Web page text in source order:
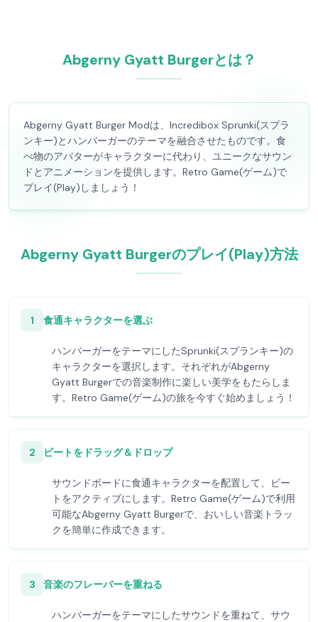
Abgerny Gyatt Burgerとは？
Abgerny Gyatt Burger Modは、Incredibox Sprunki(スプラ
ンキー)とハンバーガーのテーマを融合させたものです。食
べ物のアバターがキャラクターに代わり、ユニークなサウン
ドとアニメーションを提供します。Retro Game(ゲーム)で
プレイ(Play)しましょう！
Abgerny Gyatt Burgerのプレイ(Play)方法
1 食通キャラクターを選ぶ
ハンバーガーをテーマにしたSprunki(スプランキー)の
キャラクターを選択します。それぞれがAbgerny
Gyatt Burgerでの音楽制作に楽しい美学をもたらしま
す。Retro Game(ゲーム)の旅を今すぐ始めましょう！
2 ビートをドラッグ＆ドロップ
サウンドボードに食通キャラクターを配置して、ビー
トをアクティブにします。Retro Game(ゲーム)で利用
可能なAbgerny Gyatt Burgerで、おいしい音楽トラッ
クを簡単に作成できます。
3 音楽のフレーバーを重ねる
ハンバーガーをテーマにしたサウンドを重ねて、サウ